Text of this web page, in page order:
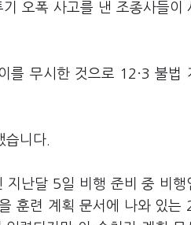
오폭 사고를 낸 조종사들이
를 무시한 것으로 12·3 불법
니다.
난달 5일 비행 준비 중 비행
훈련 계획 문서에 나와 있